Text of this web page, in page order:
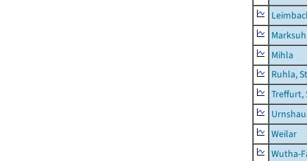
Mihla
Ruhla,
Treffurt,
Weilar
Wutha-